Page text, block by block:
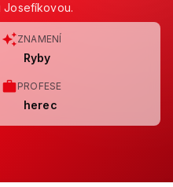
Josefíkovou.
ZNAMENÍ
Ryby
PROFESE
herec